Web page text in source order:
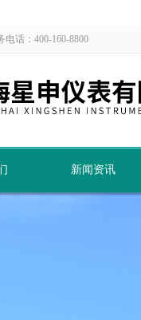
话：400-160-8800
新闻资讯